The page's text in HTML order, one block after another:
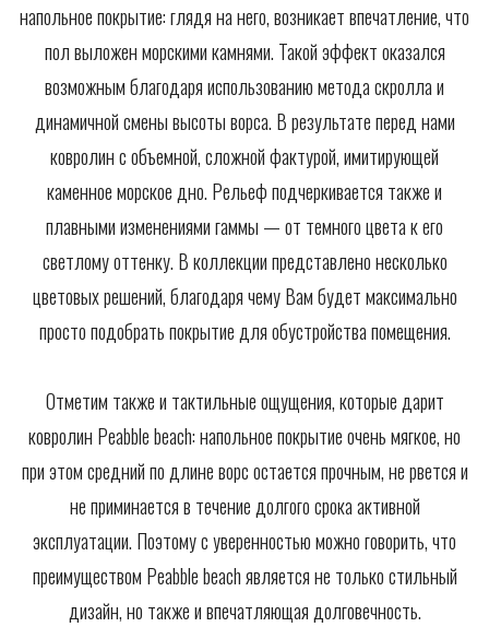
напольное покрытие: глядя на него, возникает впечатление, что
пол выложен морскими камнями. Такой эффект оказался
возможным благодаря использованию метода скролла и
динамичной смены высоты ворса. В результате перед нами
ковролин с объемной, сложной фактурой, имитирующей
каменное морское дно. Рельеф подчеркивается также и
плавными изменениями гаммы — от темного цвета к его
светлому оттенку. В коллекции представлено несколько
цветовых решений, благодаря чему Вам будет максимально
просто подобрать покрытие для обустройства помещения.
Отметим также и тактильные ощущения, которые дарит
ковролин Peabble beach: напольное покрытие очень мягкое, но
при этом средний по длине ворс остается прочным, не рвется и
не приминается в течение долгого срока активной
эксплуатации. Поэтому с уверенностью можно говорить, что
преимуществом Peabble beach является не только стильный
дизайн, но также и впечатляющая долговечность.